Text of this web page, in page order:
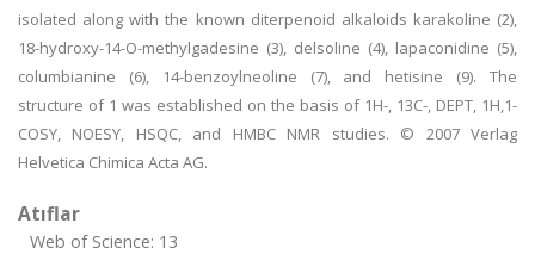
isolated along with the known diterpenoid alkaloids karakoline (2),
18-hydroxy-14-O-methylgadesine (3), delsoline (4), lapaconidine (5),
columbianine (6), 14-benzoylneoline (7), and hetisine (9). The
structure of 1 was established on the basis of 1H-, 13C-, DEPT, 1H,1-
COSY, NOESY, HSQC, and HMBC NMR studies. © 2007 Verlag
Helvetica Chimica Acta AG.
Atıflar
Web of Science: 13